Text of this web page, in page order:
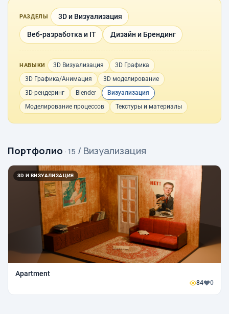
РАЗДЕЛЫ 3D и Визуализация
Веб-разработка и IT Дизайн и Брендинг
НАВЫКИ 3D Визуализация
3D Графика
3D Графика/Анимация
3D моделирование
3D-рендеринг
Blender
Визуализация
Моделирование процессов
Текстуры и материалы
Портфолио · 15 / Визуализация
3D И ВИЗУАЛИЗАЦИЯ
Apartment
84 0